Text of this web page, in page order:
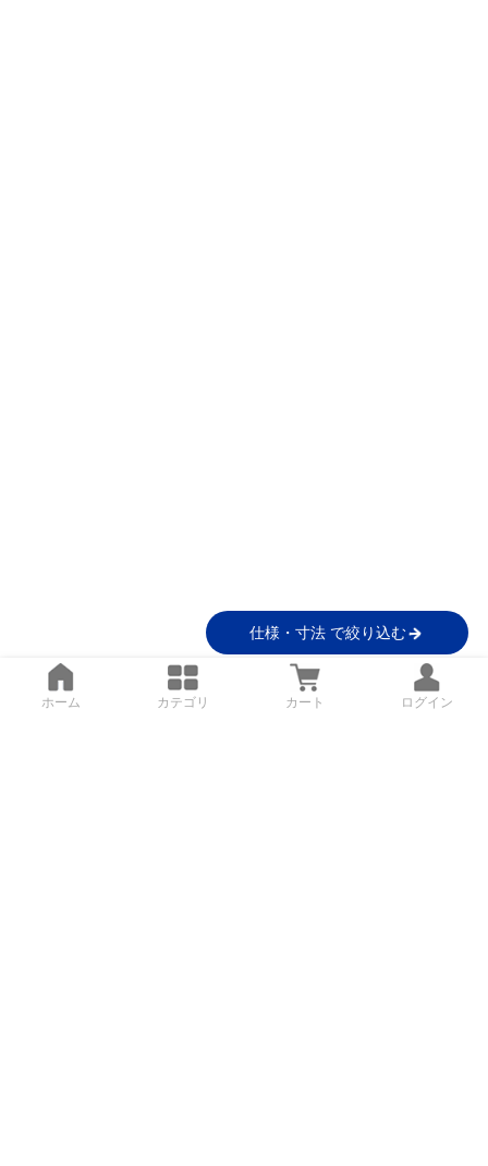
仕様・寸法 で絞り込む
ホーム カテゴリ カート ログイン